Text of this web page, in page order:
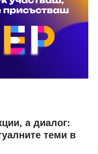
а диалог:
теми в